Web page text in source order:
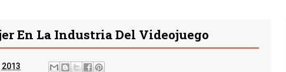
En La Industria Del Videojuego